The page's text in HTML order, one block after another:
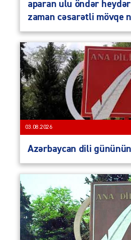
aparan ulu öndər
zaman cəsarətli mövqe
03.08.2026
Azərbaycan dili